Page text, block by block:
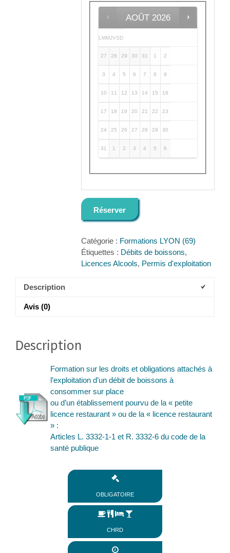
AOÛT 2026
L MMJVSD
27 28 29 30 31 1 2
3 4 5 6 7 8 9
10 11 12 13 14 15 16
17 18 19 20 21 22 23
24 25 26 27 28 29 30
31 1 2 3 4 5 6
Réserver
Catégorie : Formations LYON (69)
Étiquettes : Débits de boissons,
Licences Alcools, Permis d'exploitation
Description
Avis (0)
Description
Formation sur les droits et obligations attachés à
l’exploitation d’un débit de boissons à
consommer sur place
ou d’un établissement pourvu de la « petite
licence restaurant » ou de la « licence restaurant
» :
Articles L. 3332-1-1 et R. 3332-6 du code de la
santé publique
obligatoire
CHRD